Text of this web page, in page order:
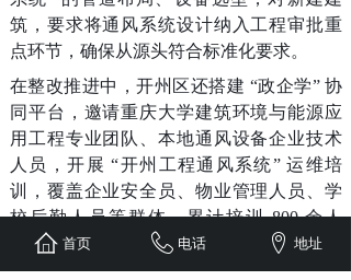
筑，要求将通风系统设计纳入工程审批重
点环节，确保从源头符合标准化要求。
在整改推进中，开州区还搭建 “政企学” 协
同平台，邀请重庆大学建筑环境与能源应
用工程专业团队、本地通风设备企业技术
人员，开展 “开州工程通风系统” 运维培
训，覆盖企业安全员、物业管理人员、学
校后勤人员等群体，累计培训 800 余人
次，内容包括设备日常检查、滤网更换、
故障应急处理等实操技能。截至目前，全
首页 电话 地址